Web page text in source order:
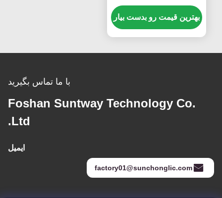
کنترل دما و نمایشگر
دیجیتال برای باتری های
اسید سرب خودرو
بهترین قیمت رو بدست بیار
با ما تماس بگیرید
Foshan Suntway Technology Co.
Ltd.
ایمیل
factory01@sunchonglic.com